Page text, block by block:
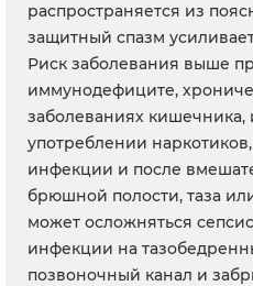
распространяется из
защитный спазм
Риск заболевания выше
иммунодефиците,
заболеваниях
употреблении
инфекции и после
брюшной полости, таза
может осложняться
инфекции на
позвоночный канал и